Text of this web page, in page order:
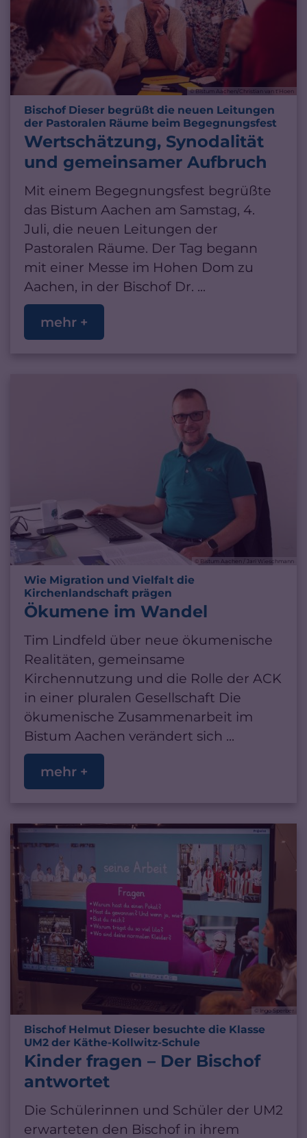
© Bistum Aachen/Christian van t'Hoen
Bischof Dieser begrüßt die neuen Leitungen
der Pastoralen Räume beim Begegnungsfest
Wertschätzung, Synodalität
und gemeinsamer Aufbruch
Mit einem Begegnungsfest begrüßte
das Bistum Aachen am Samstag, 4.
Juli, die neuen Leitungen der
Pastoralen Räume. Der Tag begann
mit einer Messe im Hohen Dom zu
Aachen, in der Bischof Dr. ...
mehr +
© Bistum Aachen / Jari Wieschmann
Wie Migration und Vielfalt die
Kirchenlandschaft prägen
Ökumene im Wandel
Tim Lindfeld über neue ökumenische
Realitäten, gemeinsame
Kirchennutzung und die Rolle der ACK
in einer pluralen Gesellschaft Die
ökumenische Zusammenarbeit im
Bistum Aachen verändert sich ...
mehr +
© Ingo Sperber
Bischof Helmut Dieser besuchte die Klasse
UM2 der Käthe-Kollwitz-Schule
Kinder fragen – Der Bischof
antwortet
Die Schülerinnen und Schüler der UM2
erwarteten den Bischof in ihrem